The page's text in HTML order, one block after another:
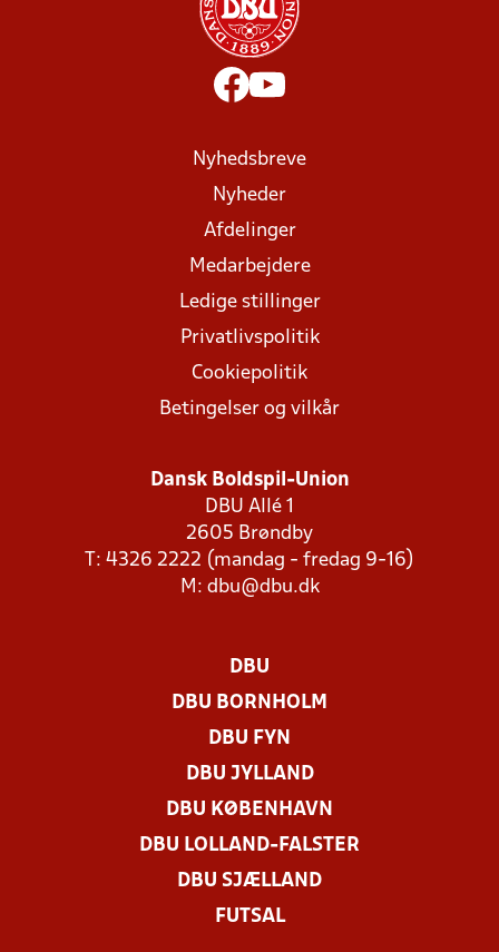
Nyhedsbreve
Nyheder
Afdelinger
Medarbejdere
Ledige stillinger
Privatlivspolitik
Cookiepolitik
Betingelser og vilkår
Dansk Boldspil-Union
DBU Allé 1
2605 Brøndby
T: 4326 2222 (mandag - fredag 9-16)
M: dbu@dbu.dk
DBU
DBU BORNHOLM
DBU FYN
DBU JYLLAND
DBU KØBENHAVN
DBU LOLLAND-FALSTER
DBU SJÆLLAND
FUTSAL